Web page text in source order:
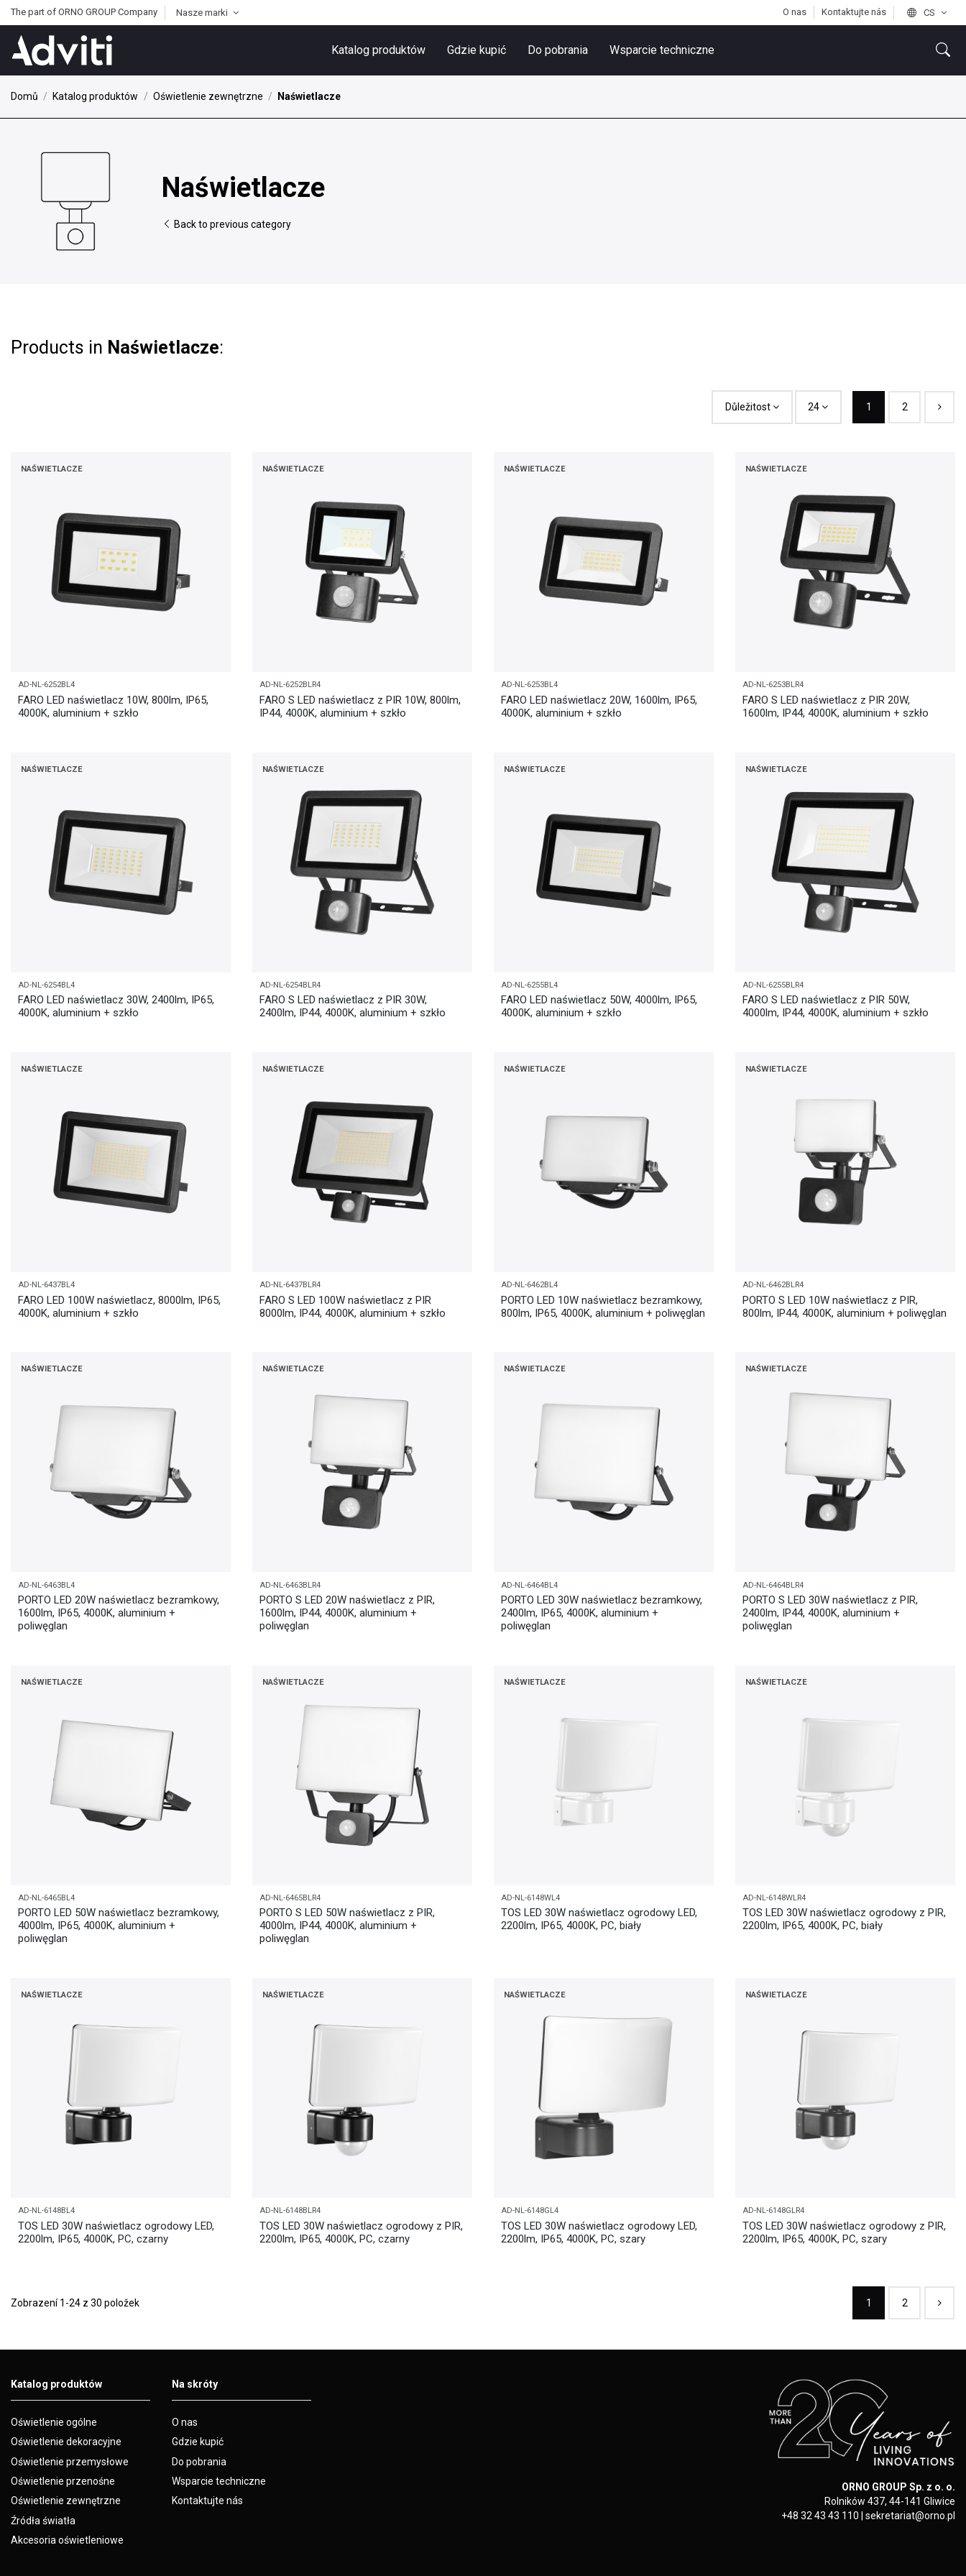
The part of ORNO GROUP Company Nasze marki O nas Kontaktujte nás CS
Katalog produktów Gdzie kupić Do pobrania Wsparcie techniczne
Domů Katalog produktów Oświetlenie zewnętrzne Naświetlacze
Naświetlacze
Back to previous category
Products in Naświetlacze:
Důležitost 24 1 2
NAŚWIETLACZE
AD-NL-6252BL4
FARO LED naświetlacz 10W, 800lm, IP65,
4000K, aluminium + szkło
NAŚWIETLACZE
AD-NL-6252BLR4
FARO S LED naświetlacz z PIR 10W, 800lm,
IP44, 4000K, aluminium + szkło
NAŚWIETLACZE
AD-NL-6253BL4
FARO LED naświetlacz 20W, 1600lm, IP65,
4000K, aluminium + szkło
NAŚWIETLACZE
AD-NL-6253BLR4
FARO S LED naświetlacz z PIR 20W,
1600lm, IP44, 4000K, aluminium + szkło
NAŚWIETLACZE
AD-NL-6254BL4
FARO LED naświetlacz 30W, 2400lm, IP65,
4000K, aluminium + szkło
NAŚWIETLACZE
AD-NL-6254BLR4
FARO S LED naświetlacz z PIR 30W,
2400lm, IP44, 4000K, aluminium + szkło
NAŚWIETLACZE
AD-NL-6255BL4
FARO LED naświetlacz 50W, 4000lm, IP65,
4000K, aluminium + szkło
NAŚWIETLACZE
AD-NL-6255BLR4
FARO S LED naświetlacz z PIR 50W,
4000lm, IP44, 4000K, aluminium + szkło
NAŚWIETLACZE
AD-NL-6437BL4
FARO LED 100W naświetlacz, 8000lm, IP65,
4000K, aluminium + szkło
NAŚWIETLACZE
AD-NL-6437BLR4
FARO S LED 100W naświetlacz z PIR
8000lm, IP44, 4000K, aluminium + szkło
NAŚWIETLACZE
AD-NL-6462BL4
PORTO LED 10W naświetlacz bezramkowy,
800lm, IP65, 4000K, aluminium + poliwęglan
NAŚWIETLACZE
AD-NL-6462BLR4
PORTO S LED 10W naświetlacz z PIR,
800lm, IP44, 4000K, aluminium + poliwęglan
NAŚWIETLACZE
AD-NL-6463BL4
PORTO LED 20W naświetlacz bezramkowy,
1600lm, IP65, 4000K, aluminium +
poliwęglan
NAŚWIETLACZE
AD-NL-6463BLR4
PORTO S LED 20W naświetlacz z PIR,
1600lm, IP44, 4000K, aluminium +
poliwęglan
NAŚWIETLACZE
AD-NL-6464BL4
PORTO LED 30W naświetlacz bezramkowy,
2400lm, IP65, 4000K, aluminium +
poliwęglan
NAŚWIETLACZE
AD-NL-6464BLR4
PORTO S LED 30W naświetlacz z PIR,
2400lm, IP44, 4000K, aluminium +
poliwęglan
NAŚWIETLACZE
AD-NL-6465BL4
PORTO LED 50W naświetlacz bezramkowy,
4000lm, IP65, 4000K, aluminium +
poliwęglan
NAŚWIETLACZE
AD-NL-6465BLR4
PORTO S LED 50W naświetlacz z PIR,
4000lm, IP44, 4000K, aluminium +
poliwęglan
NAŚWIETLACZE
AD-NL-6148WL4
TOS LED 30W naświetlacz ogrodowy LED,
2200lm, IP65, 4000K, PC, biały
NAŚWIETLACZE
AD-NL-6148WLR4
TOS LED 30W naświetlacz ogrodowy z PIR,
2200lm, IP65, 4000K, PC, biały
NAŚWIETLACZE
AD-NL-6148BL4
TOS LED 30W naświetlacz ogrodowy LED,
2200lm, IP65, 4000K, PC, czarny
NAŚWIETLACZE
AD-NL-6148BLR4
TOS LED 30W naświetlacz ogrodowy z PIR,
2200lm, IP65, 4000K, PC, czarny
NAŚWIETLACZE
AD-NL-6148GL4
TOS LED 30W naświetlacz ogrodowy LED,
2200lm, IP65, 4000K, PC, szary
NAŚWIETLACZE
AD-NL-6148GLR4
TOS LED 30W naświetlacz ogrodowy z PIR,
2200lm, IP65, 4000K, PC, szary
Zobrazení 1-24 z 30 položek 1 2
Katalog produktów
Oświetlenie ogólne
Oświetlenie dekoracyjne
Oświetlenie przemysłowe
Oświetlenie przenośne
Oświetlenie zewnętrzne
Źródła światła
Akcesoria oświetleniowe
Na skróty
O nas
Gdzie kupić
Do pobrania
Wsparcie techniczne
Kontaktujte nás
ORNO GROUP Sp. z o. o.
Rolników 437, 44-141 Gliwice
+48 32 43 43 110 | sekretariat@orno.pl